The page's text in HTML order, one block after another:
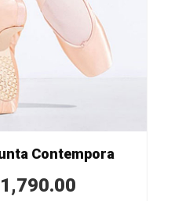
Contempora
1,790.00